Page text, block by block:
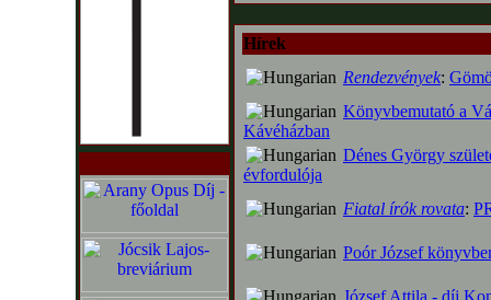
Hírek
Rendezvények:
Könyvbemutató a
Kávéházban
Dénes György
évfordulója
Fiatal írók rovata:
Poór József
József Attila - díj